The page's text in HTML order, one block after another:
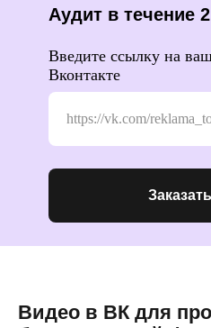
Аудит в течение
Введите ссылку на
Вконтакте
Видео в ВК для